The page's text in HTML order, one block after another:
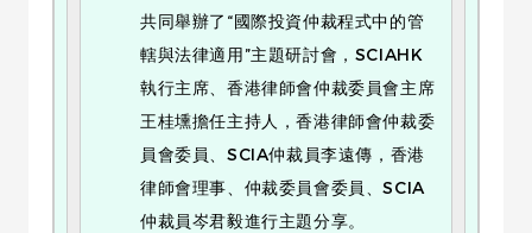
共同舉辦了“國際投資仲裁程式中的管
轄與法律適用”主題研討會，SCIAHK
執行主席、香港律師會仲裁委員會主席
王桂壎擔任主持人，香港律師會仲裁委
員會委員、SCIA仲裁員李遠傳，香港
律師會理事、仲裁委員會委員、SCIA
仲裁員岑君毅進行主題分享。